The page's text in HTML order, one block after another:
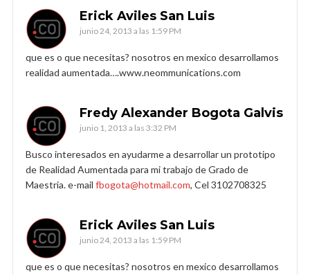
Erick Aviles San Luis
junio 24, 2013 a las 1:59 PM
que es o que necesitas? nosotros en mexico desarrollamos
realidad aumentada….www.neommunications.com
Fredy Alexander Bogota Galvis
junio 1, 2013 a las 3:32 PM
Busco interesados en ayudarme a desarrollar un prototipo
de Realidad Aumentada para mi trabajo de Grado de
Maestria. e-mail fbogota@hotmail.com, Cel 3102708325
Erick Aviles San Luis
junio 24, 2013 a las 1:59 PM
que es o que necesitas? nosotros en mexico desarrollamos